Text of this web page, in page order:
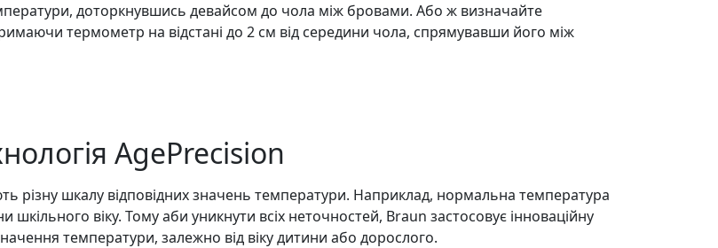
доторкнувшись девайсом до чола між бровами. Або ж визначайте
термометр на відстані до 2 см від середини чола, спрямувавши його між
AgePrecision
різну шкалу відповідних значень температури. Наприклад, нормальна температура
віку. Тому аби уникнути всіх неточностей, Braun застосовує інноваційну
температури, залежно від віку дитини або дорослого.